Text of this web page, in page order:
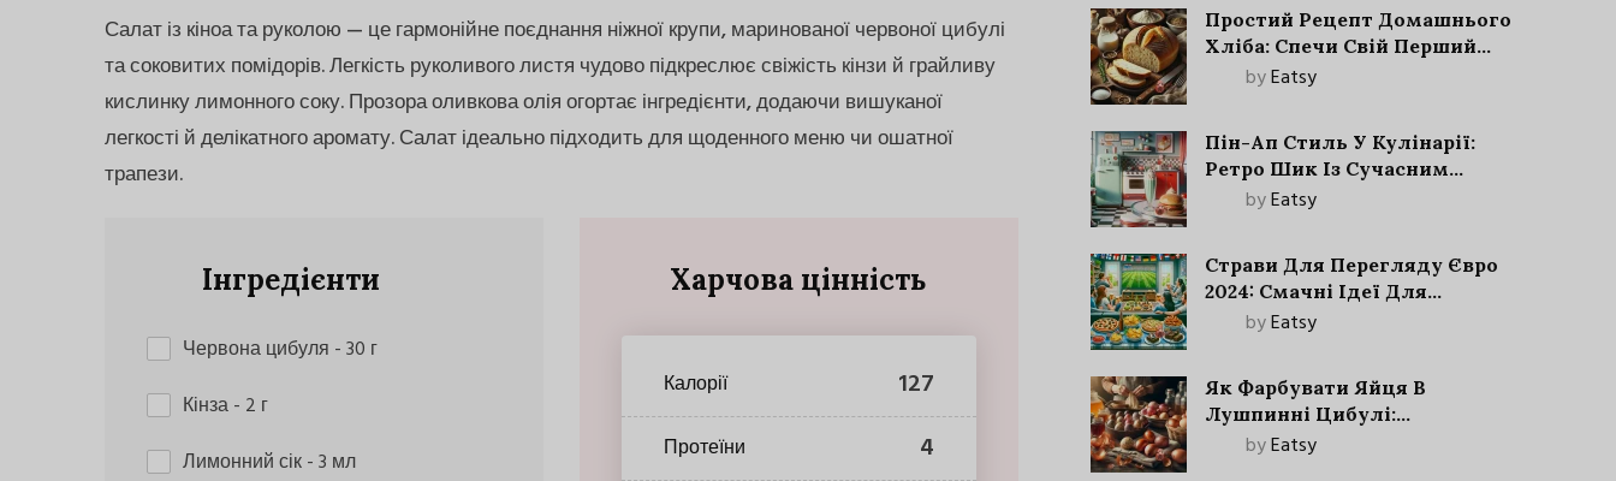
Салат із кіноа та руколою — це гармонійне поєднання ніжної крупи, маринованої червоної цибулі
та соковитих помідорів. Легкість руколивого листя чудово підкреслює свіжість кінзи й грайливу
кислинку лимонного соку. Прозора оливкова олія огортає інгредієнти, додаючи вишуканої
легкості й делікатного аромату. Салат ідеально підходить для щоденного меню чи ошатної
трапези.
Інгредієнти
Червона цибуля - 30 г
Кінза- 2 г
Лимонний сік- 3 мл
Харчова цінність
Калорії 127
Протеїни 4
Простий Рецепт Домашнього
Хліба: Спечи Свій Перший
Запашний Хліб!
byEatsy
Пін-Ап Стиль У Кулінарії:
Ретро Шик Із Сучасним
Акцентом
byEatsy
Страви Для Перегляду Євро
2024: Смачні Ідеї Для
Футбольного Свята
byEatsy
Як Фарбувати Яйця В
Лушпинні Цибулі:
Старовинний Метод З
byEatsy